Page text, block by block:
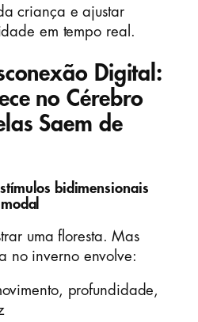
criança e ajustar
em tempo real.
Digital:
no Cérebro
Saem de
bidimensionais
uma floresta. Mas
no inverno envolve:
profundidade,